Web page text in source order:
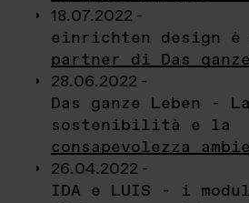
18.07.2022 -
einrichten design
partner di Das
28.06.2022 -
Das ganze Leben - La
sostenibilità e la
consapevolezza
26.04.2022 -
IDA e LUIS - i